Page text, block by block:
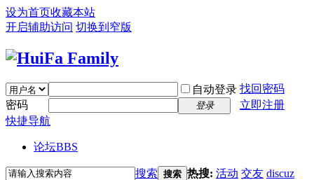
设为首页收藏本站
开启辅助访问 切换到窄版
自动登录 找回密码
密码
登录
立即注册
快捷导航
论坛BBS
搜索 搜索 热搜: 活动 交友 discuz